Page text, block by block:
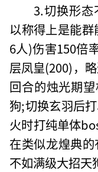
3.切换形
以称得上是能
6人)伤害150倍
层凤皇(200)，
回合的烛光期
狗;切换玄羽后
火时打纯单体
在类似龙煌典
不如满级大招天